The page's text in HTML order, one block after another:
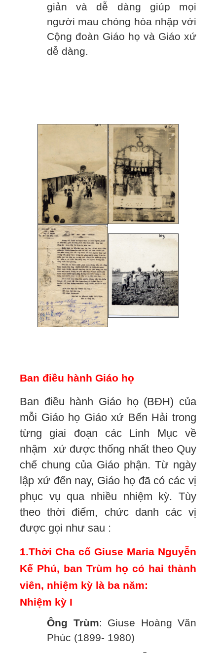
giản và dễ dàng giúp mọi
người mau chóng hòa nhập với
Cộng đoàn Giáo họ và Giáo xứ
dễ dàng.
Ban điều hành Giáo họ
Ban điều hành Giáo họ (BĐH) của
mỗi Giáo họ Giáo xứ Bến Hải trong
từng giai đoạn các Linh Mục về
nhậm xứ được thống nhất theo Quy
chế chung của Giáo phận. Từ ngày
lập xứ đến nay, Giáo họ đã có các vị
phục vụ qua nhiều nhiệm kỳ. Tùy
theo thời điểm, chức danh các vị
được gọi như sau :
1.Thời Cha cố Giuse Maria Nguyễn
Kế Phú, ban Trùm họ có hai thành
viên, nhiệm kỳ là ba năm:
Nhiệm kỳ I
Ông Trùm: Giuse Hoàng Văn
Phúc (1899- 1980)